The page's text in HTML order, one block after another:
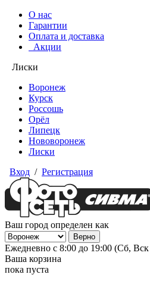
О нас
Гарантии
Оплата и доставка
Акции
Лиски
Воронеж
Курск
Россошь
Орёл
Липецк
Нововоронеж
Лиски
Вход / Регистрация
Ваш город определен как
Ежедневно с 8:00 до 19:00 (Сб, Вск
Ваша корзина
пока пуста